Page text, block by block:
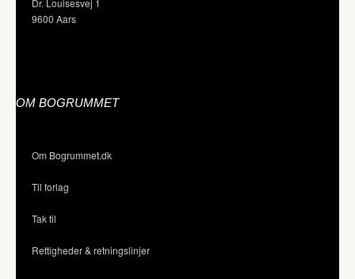
Dr. Louisesvej 1
9600 Aars
OM BOGRUMMET
Om Bogrummet.dk
Til forlag
Tak til
Rettigheder & retningslinjer